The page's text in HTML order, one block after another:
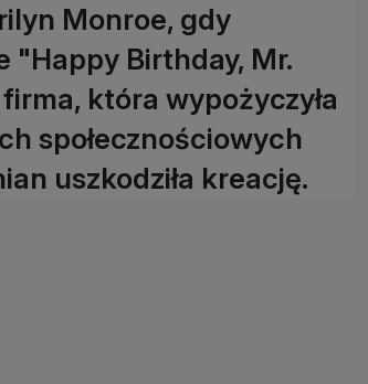
Monroe, gdy
"Happy Birthday, Mr.
która wypożyczyła
społecznościowych
uszkodziła kreację.